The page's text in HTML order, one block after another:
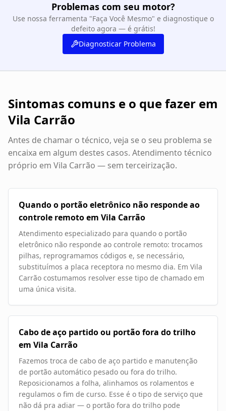
Problemas com seu motor?
Use nossa ferramenta "Faça Você Mesmo" e diagnostique o
defeito agora — é grátis!
Diagnosticar Problema
Sintomas comuns e o que fazer em
Vila Carrão
Antes de chamar o técnico, veja se o seu problema se
encaixa em algum destes casos. Atendimento técnico
próprio em Vila Carrão — sem terceirização.
Quando o portão eletrônico não responde ao
controle remoto em Vila Carrão
Atendimento especializado para quando o portão
eletrônico não responde ao controle remoto: trocamos
pilhas, reprogramamos códigos e, se necessário,
substituímos a placa receptora no mesmo dia. Em Vila
Carrão costumamos resolver esse tipo de chamado em
uma única visita.
Cabo de aço partido ou portão fora do trilho
em Vila Carrão
Fazemos troca de cabo de aço partido e manutenção
de portão automático pesado ou fora do trilho.
Reposicionamos a folha, alinhamos os rolamentos e
regulamos o fim de curso. Esse é o tipo de serviço que
não dá pra adiar — o portão fora do trilho pode